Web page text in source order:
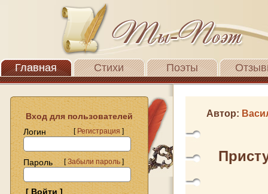
Главная Стихи Поэты
Вход для пользователей
Логин
[Регистрация]
Пароль [Забыли пароль]
Автор: